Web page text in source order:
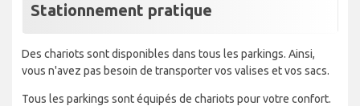
Stationnement pratique
Des chariots sont disponibles dans tous les parkings. Ainsi,
vous n'avez pas besoin de transporter vos valises et vos sacs.
Tous les parkings sont équipés de chariots pour votre confort.